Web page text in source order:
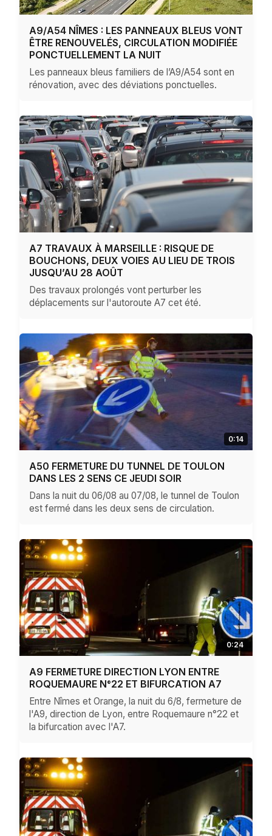
A9/A54 NÎMES : LES PANNEAUX BLEUS VONT
ÊTRE RENOUVELÉS, CIRCULATION MODIFIÉE
PONCTUELLEMENT LA NUIT
Les panneaux bleus familiers de l’A9/A54 sont en
rénovation, avec des déviations ponctuelles.
A7 TRAVAUX À MARSEILLE : RISQUE DE
BOUCHONS, DEUX VOIES AU LIEU DE TROIS
JUSQU’AU 28 AOÛT
Des travaux prolongés vont perturber les
déplacements sur l'autoroute A7 cet été.
0:14
A50 FERMETURE DU TUNNEL DE TOULON
DANS LES 2 SENS CE JEUDI SOIR
Dans la nuit du 06/08 au 07/08, le tunnel de Toulon
est fermé dans les deux sens de circulation.
0:24
A9 FERMETURE DIRECTION LYON ENTRE
ROQUEMAURE N°22 ET BIFURCATION A7
Entre Nîmes et Orange, la nuit du 6/8, fermeture de
l'A9, direction de Lyon, entre Roquemaure n°22 et
la bifurcation avec l'A7.